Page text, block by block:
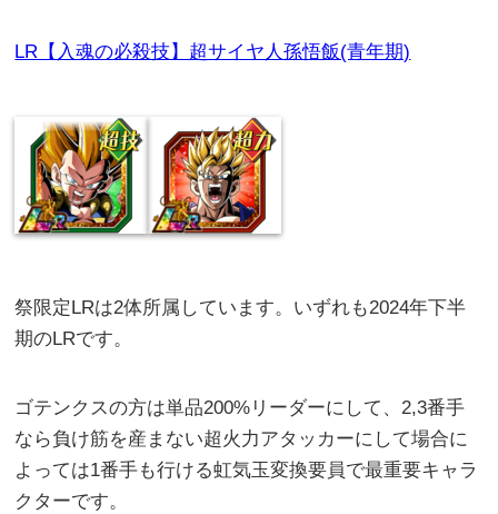
LR【入魂の必殺技】超サイヤ人孫悟飯(青年期)
祭限定LRは2体所属しています。いずれも2024年下半
期のLRです。
ゴテンクスの方は単品200%リーダーにして、2,3番手
なら負け筋を産まない超火力アタッカーにして場合に
よっては1番手も行ける虹気玉変換要員で最重要キャラ
クターです。